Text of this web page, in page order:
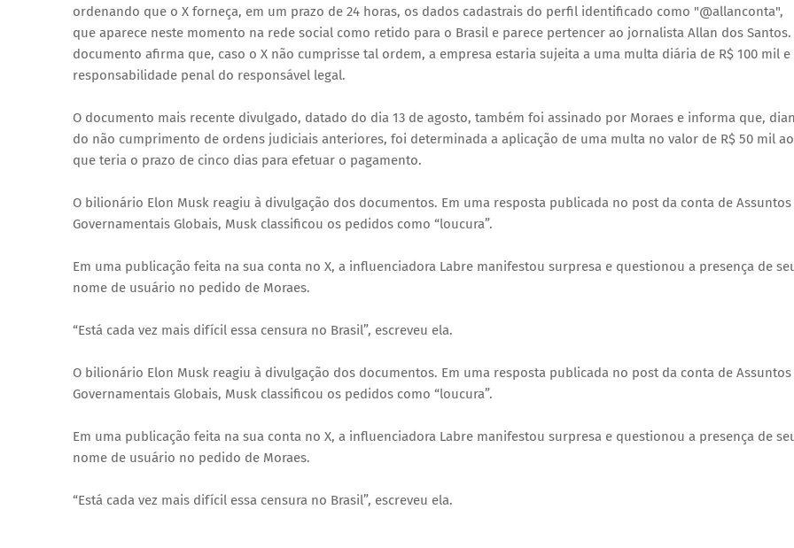
ordenando que o X forneça, em um prazo de 24 horas, os dados cadastrais do perfil identificado como "@allanconta",
que aparece neste momento na rede social como retido para o Brasil e parece pertencer ao jornalista Allan dos Santos.
documento afirma que, caso o X não cumprisse tal ordem, a empresa estaria sujeita a uma multa diária de R$ 100 mil e
responsabilidade penal do responsável legal.
O documento mais recente divulgado, datado do dia 13 de agosto, também foi assinado por Moraes e informa que,
do não cumprimento de ordens judiciais anteriores, foi determinada a aplicação de uma multa no valor de R$ 50 mil ao
que teria o prazo de cinco dias para efetuar o pagamento.
O bilionário Elon Musk reagiu à divulgação dos documentos. Em uma resposta publicada no post da conta de Assuntos
Governamentais Globais, Musk classificou os pedidos como “loucura”.
Em uma publicação feita na sua conta no X, a influenciadora Labre manifestou surpresa e questionou a presença de
nome de usuário no pedido de Moraes.
“Está cada vez mais difícil essa censura no Brasil”, escreveu ela.
O bilionário Elon Musk reagiu à divulgação dos documentos. Em uma resposta publicada no post da conta de Assuntos
Governamentais Globais, Musk classificou os pedidos como “loucura”.
Em uma publicação feita na sua conta no X, a influenciadora Labre manifestou surpresa e questionou a presença de
nome de usuário no pedido de Moraes.
“Está cada vez mais difícil essa censura no Brasil”, escreveu ela.